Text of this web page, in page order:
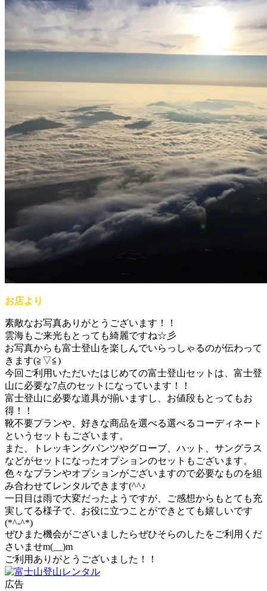
お店より
素敵なお写真ありがとうございます！！
雲海もご来光もとっても綺麗ですね☆彡
お写真からも富士登山を楽しんでいらっしゃるのが伝わって
きます(≧▽≦)
今回ご利用いただいたはじめての富士登山セットは、富士登
山に必要な7点のセットになっています！！
富士登山に必要な道具が揃いますし、お値段もとってもお
得！！
靴不要プランや、好きな商品を選べる選べるコーディネート
というセットもございます。
また、トレッキングパンツやグローブ、ハット、サングラス
などがセットになったオプションのセットもございます。
色々なプランやオプションがございますので必要なものを組
み合わせてレンタルできます(^^♪
一日目は雨で大変だったようですが、ご感想からもとても充
実してる様子で、お役に立つことができとても嬉しいです
(*^-^*)
ぜひまた機会がございましたらぜひそらのしたをご利用くだ
さいませm(__)m
ご利用ありがとうございました！！
広告